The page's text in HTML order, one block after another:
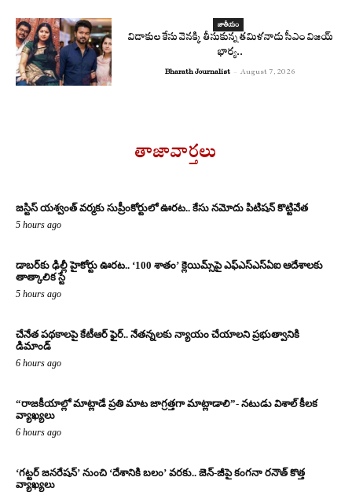
జాతీయం
విడాకుల కేసు వెనక్కి తీసుకున్న తమిళనాడు సీఎం విజయ్
భార్య..
Bharath Journalist - August 7, 2026
తాజావార్తలు
జస్టిస్ యశ్వంత్ వర్మకు సుప్రీంకోర్టులో ఊరట.. కేసు నమోదు పిటిషన్ కొట్టివేత
5 hours ago
డాబర్‌కు ఢిల్లీ హైకోర్టు ఊరట.. ‘100 శాతం’ క్లెయిమ్స్‌పై ఎఫ్‌ఎస్‌ఎస్‌ఏఐ ఆదేశాలకు
తాత్కాలిక స్టే
5 hours ago
చేనేత పథకాలపై కేటీఆర్ ఫైర్.. నేతన్నలకు న్యాయం చేయాలని ప్రభుత్వానికి
డిమాండ్
6 hours ago
“రాజకీయాల్లో మాట్లాడే ప్రతి మాట జాగ్రత్తగా మాట్లాడాలి”- నటుడు విశాల్ కీలక
వ్యాఖ్యలు
6 hours ago
‘గట్టర్ జనరేషన్’ నుంచి ‘దేశానికి బలం’ వరకు.. జెన్-జీపై కంగనా రనౌత్ కొత్త
వ్యాఖ్యలు